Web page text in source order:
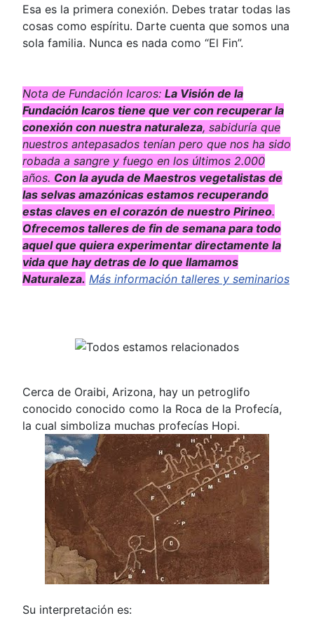
Esa es la primera conexión. Debes tratar todas las
cosas como espíritu. Darte cuenta que somos una
sola familia. Nunca es nada como “El Fin”.
Nota de Fundación Icaros: La Visión de la
Fundación Icaros tiene que ver con recuperar la
conexión con nuestra naturaleza, sabiduría que
nuestros antepasados tenían pero que nos ha sido
robada a sangre y fuego en los últimos 2.000
años. Con la ayuda de Maestros vegetalistas de
las selvas amazónicas estamos recuperando
estas claves en el corazón de nuestro Pirineo.
Ofrecemos talleres de fin de semana para todo
aquel que quiera experimentar directamente la
vida que hay detras de lo que llamamos
Naturaleza. Más información talleres y seminarios
Cerca de Oraibi, Arizona, hay un petroglifo
conocido conocido como la Roca de la Profecía,
la cual simboliza muchas profecías Hopi.
Su interpretación es: